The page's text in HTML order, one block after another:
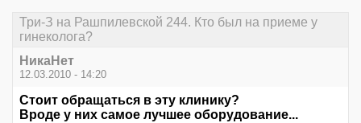
Три-З на Рашпилевской 244. Кто был на приеме у
гинеколога?
НикаНет
12.03.2010 - 14:20
Стоит обращаться в эту клинику?
Вроде у них самое лучшее оборудование...